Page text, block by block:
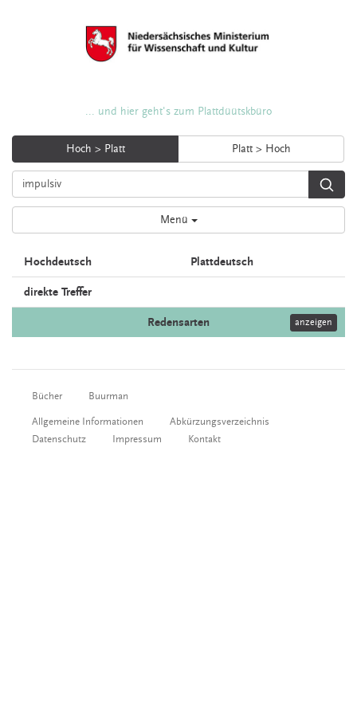
... und hier geht's zum Plattdüütskbüro
Hoch > Platt Platt > Hoch
Menü
Hochdeutsch Plattdeutsch
direkte Treffer
Redensarten anzeigen
Bücher Buurman
Allgemeine Informationen
Abkürzungsverzeichnis
Datenschutz
Impressum Kontakt